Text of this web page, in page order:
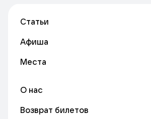
Статьи
Афиша
Места
О нас
Возврат билетов